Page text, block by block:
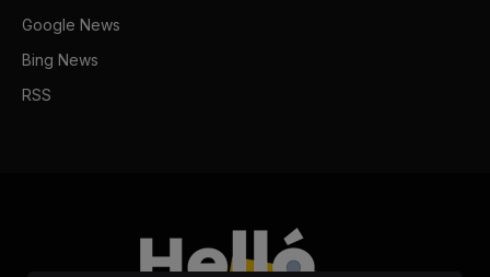
Google News
Bing News
RSS